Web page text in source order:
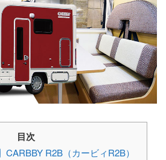
目次
CARBBY R2B（カービィR2B）